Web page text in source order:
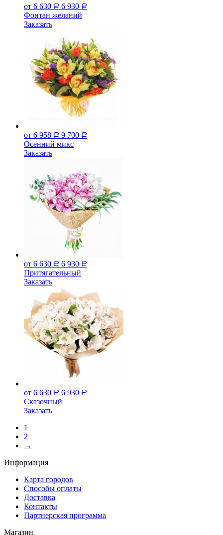
от 6 630 Р 6 930 Р
Фонтан желаний
Заказать
от 6 958 Р 9 700 Р
Осенний микс
Заказать
от 6 630 Р 6 930 Р
Притягательный
Заказать
от 6 630 Р 6 930 Р
Сказочный
Заказать
1
2
→
Информация
Карта городов
Способы оплаты
Доставка
Контакты
Партнерская программа
Магазин